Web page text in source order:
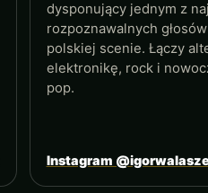
dysponujący jednym z
rozpoznawalnych
polskiej scenie. Łączy
elektronikę, rock i
pop.
Instagram